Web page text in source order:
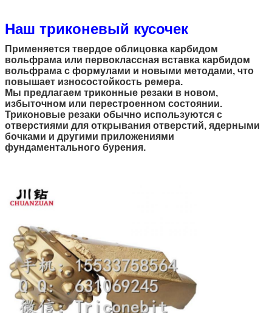
Наш триконевый кусочек
Применяется твердое облицовка карбидом
вольфрама или первоклассная вставка карбидом
вольфрама с формулами и новыми методами, что
повышает износостойкость ремера.
Мы предлагаем триконные резаки в новом,
избыточном или перестроенном состоянии.
Триконовые резаки обычно используются с
отверстиями для открывания отверстий, ядерными
бочками и другими приложениями
фундаментального бурения.